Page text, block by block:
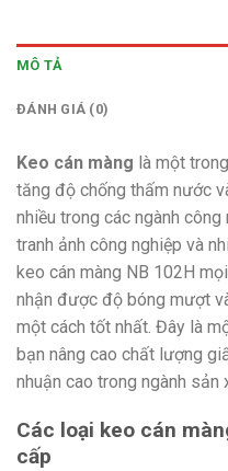
MÔ TẢ
ĐÁNH GIÁ (0)
Keo cán màng là một
tăng độ chống thấm nước
nhiều trong các ngành
tranh ảnh công nghiệp và
keo cán màng NB 102H
nhận được độ bóng mượt
một cách tốt nhất. Đây là
bạn nâng cao chất lượng
nhuận cao trong ngành sản
Các loại keo cán
cấp